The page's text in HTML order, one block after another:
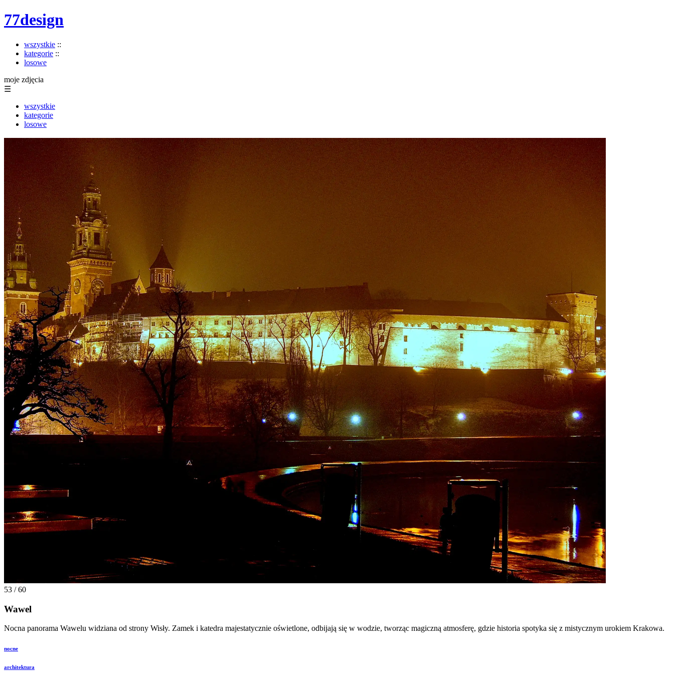
77design
wszystkie ::
kategorie ::
losowe
moje zdjęcia
☰
wszystkie
kategorie
losowe
53 / 60
Wawel
Nocna panorama Wawelu widziana od strony Wisły. Zamek i katedra majestatycznie oświetlone, odbijają się w wodzie, tworząc magiczną atmosferę, gdzie historia spotyka się z mistycznym urokiem Krakowa.
nocne
architektura